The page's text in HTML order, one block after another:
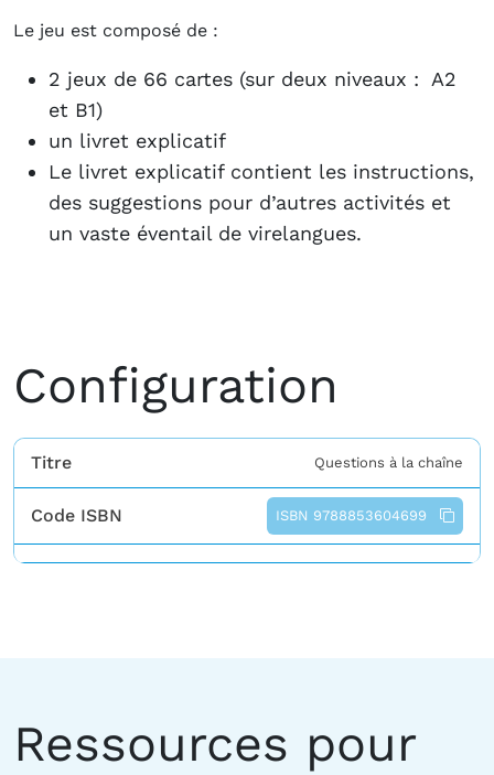
Le jeu est composé de :
2 jeux de 66 cartes (sur deux niveaux : A2
et B1)
un livret explicatif
Le livret explicatif contient les instructions,
des suggestions pour d’autres activités et
un vaste éventail de virelangues.
Configuration
Titre Questions à la chaîne
Code ISBN ISBN 9788853604699
Ressources pour